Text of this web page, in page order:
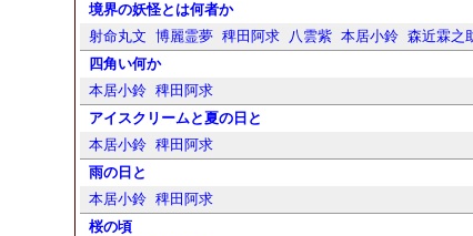
境界の妖怪とは何者か
射命丸文
博麗霊夢 稗田阿求 八雲紫 本居小鈴 森近霖之
四角い何か
本居小鈴 稗田阿求
アイスクリームと夏の日と
本居小鈴 稗田阿求
雨の日と
本居小鈴 稗田阿求
桜の頃